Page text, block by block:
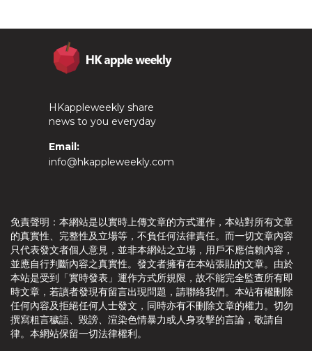
HKappleweekly share
news to you everyday
Email:
info@hkappleweekly.com
免責聲明：本網站是以實時上傳文章的方式運作，本站對所有文章
的真實性、完整性及立場等，不負任何法律責任。而一切文章內容
只代表發文者個人意見，並非本網站之立場，用戶不應信賴內容，
並應自行判斷內容之真實性。發文者擁有在本站張貼的文章。由於
本站是受到「實時發表」運作方式所規限，故不能完全監查所有即
時文章，若讀者發現有留言出現問題，請聯絡我們。本站有權刪除
任何內容及拒絕任何人士發文，同時亦有不刪除文章的權力。切勿
撰寫粗言穢語、毀謗、渲染色情暴力或人身攻擊的言論，敬請自
律。本網站保留一切法律權利。